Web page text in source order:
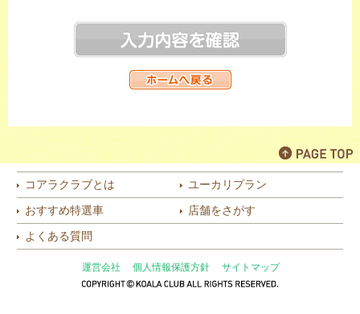
る場合がございます。
３．当社は個人情報の取扱業務の全部または一部を個人情
報保護体制について一定の水準を満たしていると認められ
る委託先に委託する場合があります。
４．個人情報の開示等（利用目的の通知、開示、内容の訂
の停止）は以下の問合わせ窓口にて受け付けております。
株式会社オリコオートリース 個人情報管理責任者 コン
プライアンス・リスク管理部長
〒110-0016 東京都台東区台東2-27-5 日土地御徒町ビル
TEL：03(6860)0706
（月～金 9:30～18:00 ただし土日・祝祭日を除く）
KOALA CLUB 小牧南店 株式会社オートタウン犬山 個
コアラクラブとは
ユーカリプラン
おすすめ特選車
店舗をさがす
よくある質問
運営会社 個人情報保護方針 サイトマップ